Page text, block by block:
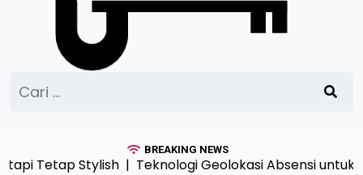
untuk:
BREAKING NEWS
Tetap Stylish | Teknologi Geolokasi Absensi untuk